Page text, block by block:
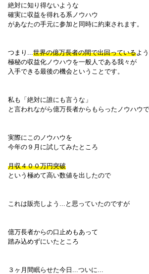
絶対に知り得ないような
確実に収益を得れる系ノウハウ
があなたの手元に参加と同時に約束されます。
つまり...世界の億万長者の間で出回っているよ
極秘の収益化ノウハウを一般人である我々が
入手できる最後の機会ということです。
私も「絶対に誰にも言うな」
と言われながら億万長者からもらったノウハウで
実際にこのノウハウを
今年の９月に試してみたところ
月収４００万円突破
という極めて高い数値を出したので
これは販売しよう...と思っていたのですが
億万長者からの口止めもあって
踏み込めずにいたところ
３ヶ月間眠らせた今日...ついに...